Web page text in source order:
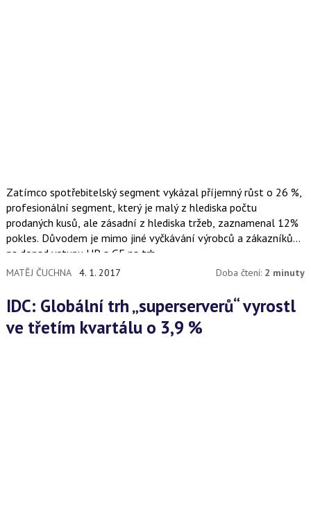
Zatímco spotřebitelský segment vykázal příjemný růst o 26 %,
profesionální segment, který je malý z hlediska počtu
prodaných kusů, ale zásadní z hlediska tržeb, zaznamenal 12%
pokles. Důvodem je mimo jiné vyčkávání výrobců a zákazníků
na dopad vstupu HP a GE na trh.
MATĚJ ČUCHNA 4. 1. 2017 Doba čtení: 2 minuty
IDC: Globální trh „superserverů“ vyrostl
ve třetím kvartálu o 3,9 %